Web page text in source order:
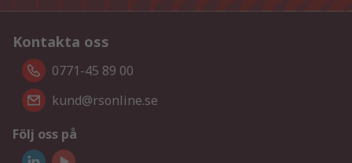
Kontakta oss
0771-45 89 00
kund@rsonline.se
Följ oss på